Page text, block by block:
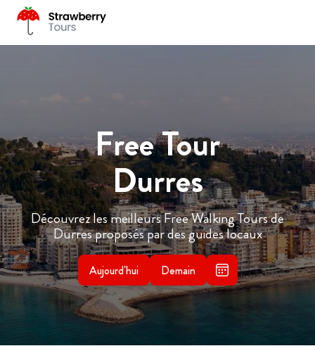
Free Tour
Durres
Découvrez les meilleurs Free Walking Tours de
Durres proposés par des guides locaux
Aujourd'hui Demain